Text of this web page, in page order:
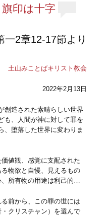
印は十字
一2章12-17節より
土山みことばキリスト教会
2022年2月13日
創造された素晴らしい世界
も、人間が神に対して罪を
、堕落した世界に変わりま
値観、感覚に支配された
物欲と自慢、見えるもの
、所有物の用途は利己的…
前から、この罪の世には
クリスチャン）を選んで